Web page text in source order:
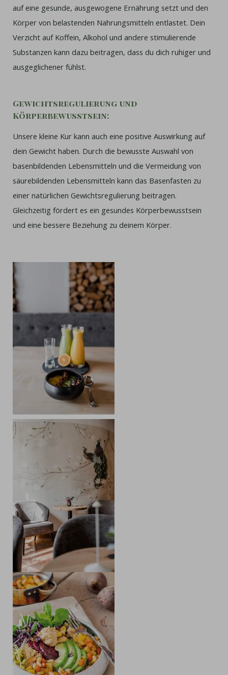
auf eine gesunde, ausgewogene Ernährung setzt und den
Körper von belastenden Nahrungsmitteln entlastet. Dein
Verzicht auf Koffein, Alkohol und andere stimulierende
Substanzen kann dazu beitragen, dass du dich ruhiger und
ausgeglichener fühlst.
Gewichtsregulierung und
Körperbewusstsein:
Unsere kleine Kur kann auch eine positive Auswirkung auf
dein Gewicht haben. Durch die bewusste Auswahl von
basenbildenden Lebensmitteln und die Vermeidung von
säurebildenden Lebensmitteln kann das Basenfasten zu
einer natürlichen Gewichtsregulierung beitragen.
Gleichzeitig fördert es ein gesundes Körperbewusstsein
und eine bessere Beziehung zu deinem Körper.